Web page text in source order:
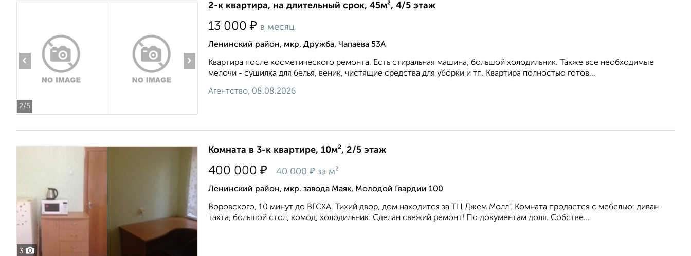
2/5
‹ ›
2-к квартира, на длительный срок, 45м², 4/5 этаж
13 000 ₽ в месяц
Ленинский район, мкр. Дружба, Чапаева 53А
Квартира после косметического ремонта. Есть стиральная машина, большой холодильник. Также все необходимые
мелочи - сушилка для белья, веник, чистящие средства для уборки и тп. Квартира полностью готов...
Агентство, 08.08.2026
3
Комната в 3-к квартире, 10м², 2/5 этаж
400 000 ₽ 40 000 ₽ за м²
Ленинский район, мкр. завода Маяк, Молодой Гвардии 100
Воровского, 10 минут до ВГСХА. Тихий двор, дом находится за ТЦ Джем Молл". Комната продается с мебелью: диван-
тахта, большой стол, комод, холодильник. Сделан свежий ремонт! По документам доля. Собстве...